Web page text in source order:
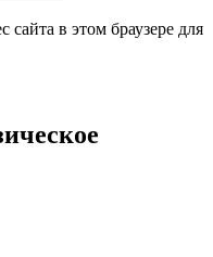
в этом браузере для